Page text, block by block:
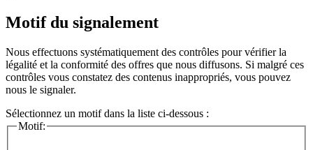
Motif du signalement
Nous effectuons systématiquement des contrôles pour vérifier la
légalité et la conformité des offres que nous diffusons. Si malgré ces
contrôles vous constatez des contenus inappropriés, vous pouvez
nous le signaler.
Sélectionnez un motif dans la liste ci-dessous :
Motif: